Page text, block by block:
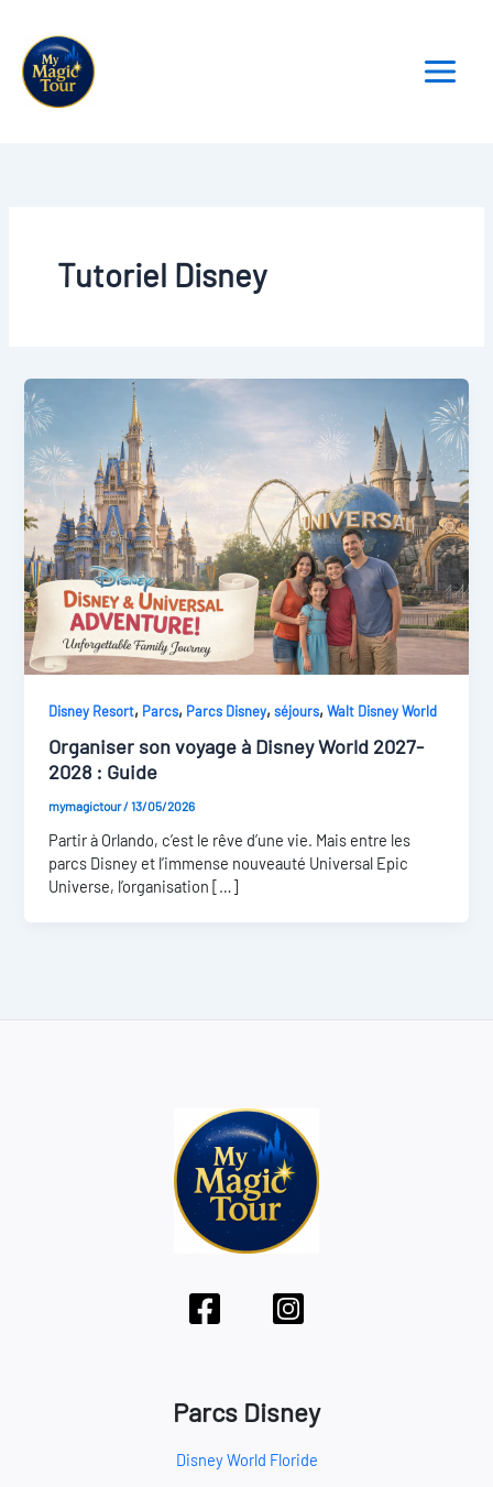
contenu
Tutoriel Disney
Disney Resort, Parcs, Parcs Disney,séjours,Walt Disney World
Organiser son voyage à Disney World 2027-
2028 : Guide
mymagictour/13/05/2026
Partir à Orlando, c’est le rêve d’une vie. Mais entre les
parcs Disney et l’immense nouveauté Universal Epic
Universe, l’organisation […]
Parcs Disney
Disney World Floride